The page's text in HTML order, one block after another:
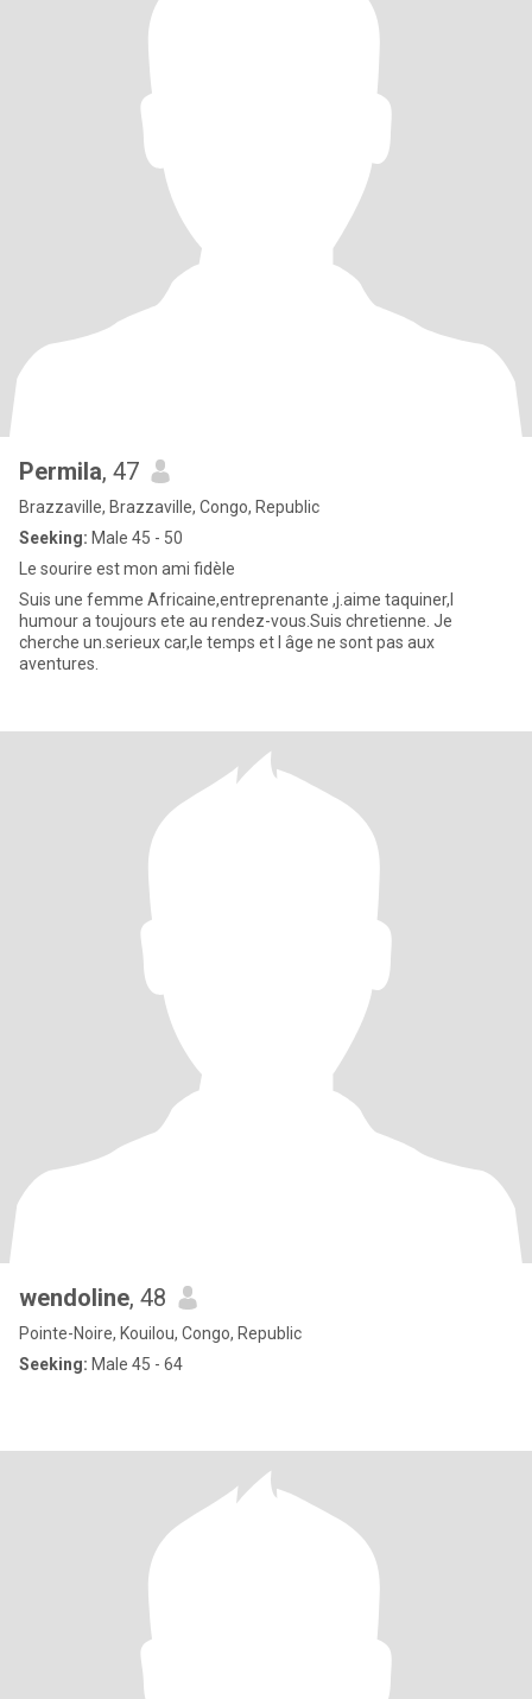
Permila, 47
Brazzaville, Brazzaville, Congo, Republic
Seeking: Male 45 - 50
Le sourire est mon ami fidèle
Suis une femme Africaine,entreprenante ,j.aime taquiner,l
humour a toujours ete au rendez-vous.Suis chretienne. Je
cherche un.serieux car,le temps et l âge ne sont pas aux
aventures.
wendoline, 48
Pointe-Noire, Kouilou, Congo, Republic
Seeking: Male 45 - 64